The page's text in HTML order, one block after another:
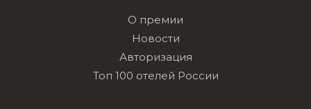
О премии
Новости
Авторизация
Топ 100 отелей России